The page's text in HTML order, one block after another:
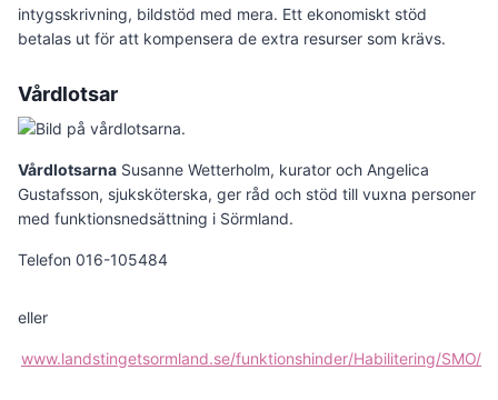
intygs­skrivning, bildstöd med mera. Ett ekonomiskt stöd
betalas ut för att kompensera de extra resurser som krävs.
Vårdlotsar
Vårdlotsarna Susanne Wetterholm, kurator och Angelica
Gustafsson, sjuksköterska, ger råd och stöd till vuxna personer
med funktionsnedsättning i Sörmland.
Telefon 016-105484
eller
www.landstingetsormland.se/funktionshinder/Habilitering/SMO/